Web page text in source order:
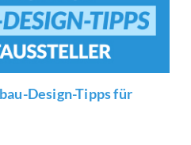
Design-Tipps für